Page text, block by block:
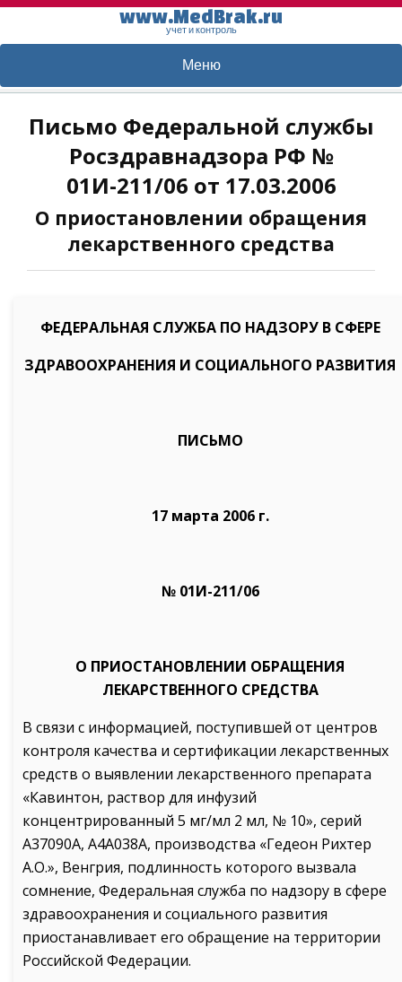
www.MedBrak.ru
учет и контроль
Меню
Письмо Федеральной службы
Росздравнадзора РФ №
01И-211/06 от 17.03.2006
О приостановлении обращения
лекарственного средства
ФЕДЕРАЛЬНАЯ СЛУЖБА ПО НАДЗОРУ В СФЕРЕ
ЗДРАВООХРАНЕНИЯ И СОЦИАЛЬНОГО РАЗВИТИЯ
ПИСЬМО
17 марта 2006 г.
№ 01И-211/06
О ПРИОСТАНОВЛЕНИИ ОБРАЩЕНИЯ
ЛЕКАРСТВЕННОГО СРЕДСТВА
В связи с информацией, поступившей от центров
контроля качества и сертификации лекарственных
средств о выявлении лекарственного препарата
«Кавинтон, раствор для инфузий
концентрированный 5 мг/мл 2 мл, № 10», серий
A37090А, А4А038А, производства «Гедеон Рихтер
А.О.», Венгрия, подлинность которого вызвала
сомнение, Федеральная служба по надзору в сфере
здравоохранения и социального развития
приостанавливает его обращение на территории
Российской Федерации.